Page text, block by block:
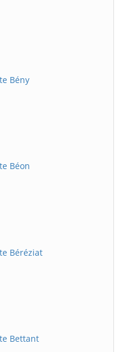
Bény
Béon
Béréziat
Bettant